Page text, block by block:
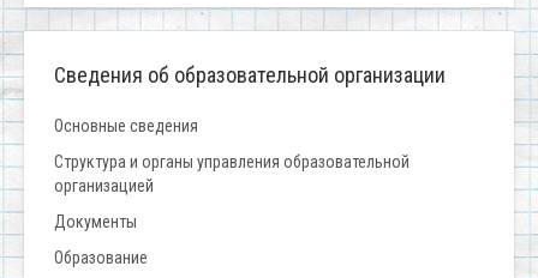
Сведения об образовательной организации
Основные сведения
Структура и органы управления образовательной
организацией
Документы
Образование